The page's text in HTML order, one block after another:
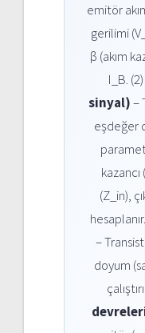
emitör
gerilimi
β (akım
I_B. (2)
sinyal)–
eşdeğer
(Z_in),
–
doyum